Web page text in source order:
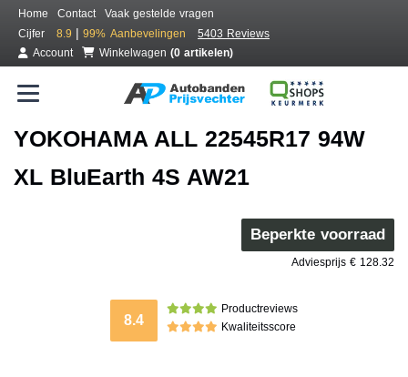
Home Contact
Vaak gestelde vragen
Cijfer
8.9 | 99% Aanbevelingen
5403 Reviews
Account
Winkelwagen (0 artikelen)
YOKOHAMA ALL 22545R17 94W
XL BluEarth 4S AW21
Beperkte voorraad
Adviesprijs € 128.32
8.4
Productreviews
Kwaliteitsscore